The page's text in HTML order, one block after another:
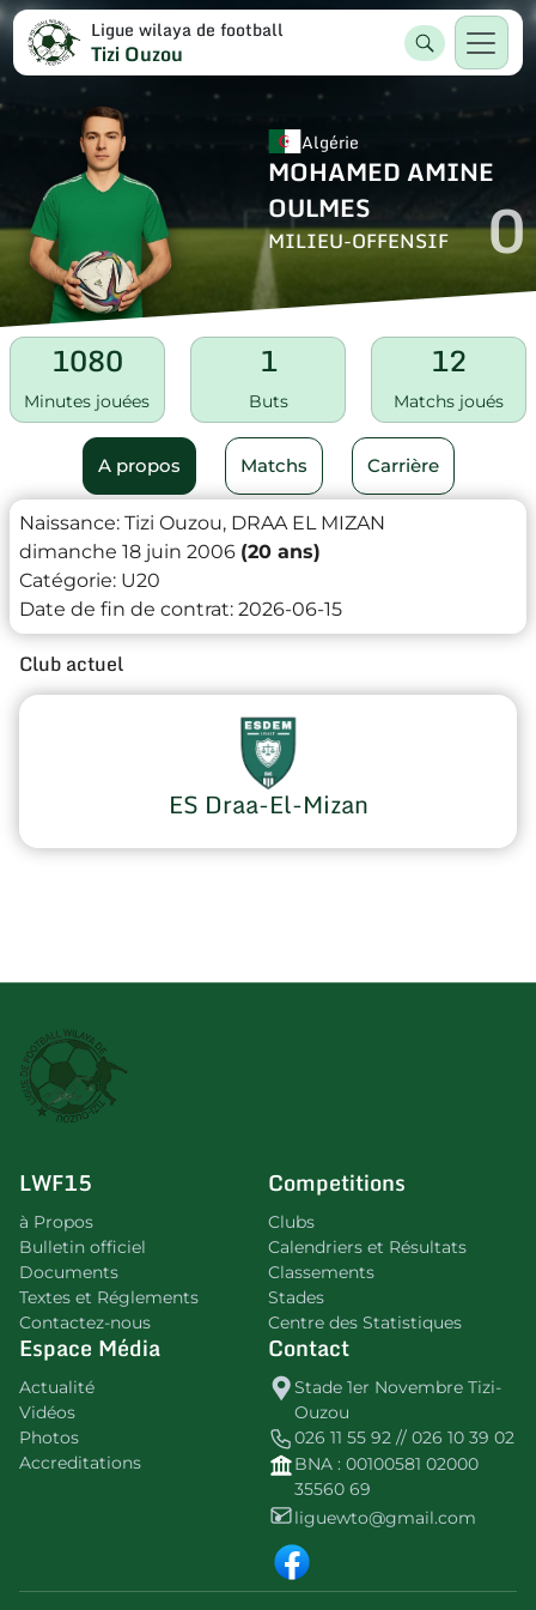
Ligue wilaya de football
Tizi Ouzou
Algérie
MOHAMED AMINE
OULMES
MILIEU-OFFENSIF 0
1080
Minutes jouées
1
Buts
12
Matchs joués
A propos Matchs Carrière
Naissance: Tizi Ouzou, DRAA EL MIZAN
dimanche 18 juin 2006 (20 ans)
Catégorie: U20
Date de fin de contrat: 2026-06-15
Club actuel
ES Draa-El-Mizan
LWF15
à Propos
Bulletin officiel
Documents
Textes et Réglements
Contactez-nous
Competitions
Clubs
Calendriers et Résultats
Classements
Stades
Centre des Statistiques
Espace Média
Actualité
Vidéos
Photos
Accreditations
Contact
Stade 1er Novembre Tizi-
Ouzou
026 11 55 92 // 026 10 39 02
BNA : 00100581 02000
35560 69
liguewto@gmail.com